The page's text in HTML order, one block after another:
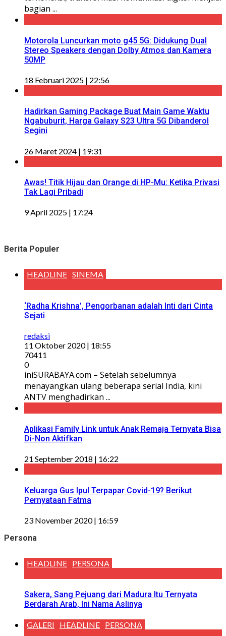
bagian ...
Motorola Luncurkan moto g45 5G: Didukung Dual
Stereo Speakers dengan Dolby Atmos dan Kamera
50MP
18 Februari 2025 | 22:56
Hadirkan Gaming Package Buat Main Game Waktu
Ngabuburit, Harga Galaxy S23 Ultra 5G Dibanderol
Segini
26 Maret 2024 | 19:31
Awas! Titik Hijau dan Orange di HP-Mu: Ketika Privasi
Tak Lagi Pribadi
9 April 2025 | 17:24
Berita Populer
HEADLINE SINEMA
‘Radha Krishna’, Pengorbanan adalah Inti dari Cinta
Sejati
redaksi
11 Oktober 2020 | 18:55
70411
0
iniSURABAYA.com – Setelah sebelumnya
menayangkan ulang beberapa serial India, kini
ANTV menghadirkan ...
Aplikasi Family Link untuk Anak Remaja Ternyata Bisa
Di-Non Aktifkan
21 September 2018 | 16:22
Keluarga Gus Ipul Terpapar Covid-19? Berikut
Pernyataan Fatma
23 November 2020 | 16:59
Persona
HEADLINE PERSONA
Sakera, Sang Pejuang dari Madura Itu Ternyata
Berdarah Arab, Ini Nama Aslinya
GALERI HEADLINE PERSONA